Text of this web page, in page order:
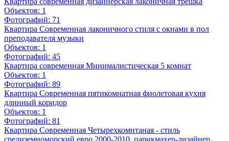
Объектов: 1
Фотографий: 71
Квартира Современная лаконичного стиля с окнами в пол
преподавателя музыки
Объектов: 1
Фотографий: 45
Квартира современная Минималистическая 5 комнат
Объектов: 1
Фотографий: 89
Квартира Современная пятикомнатная фиолетовая кухня
длинный коридор
Объектов: 1
Фотографий: 81
Квартира Современная Четырехкомнтаная - стиль
средиземноморский евро 2000-2010, парикмахер-дизайнер